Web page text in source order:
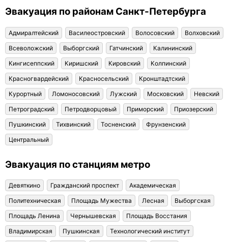
Эвакуация по районам Санкт-Петербурга
Адмиралтейский Василеостровский Волосовский
Волховский
Всеволожский
Выборгский Гатчинский
Калининский
Кингисеппский
Киришский Кировский
Колпинский
Красногвардейский
Красносельский
Кронштадтский
Курортный
Ломоносовский Лужский Московский
Невский
Петроградский
Петродворцовый Приморский
Приозерский
Пушкинский
Тихвинский Тосненский
Фрунзенский
Центральный
Эвакуация по станциям метро
Девяткино Гражданский проспект
Академическая
Политехническая
Площадь Мужества Лесная
Выборгская
Площадь Ленина
Чернышевская
Площадь Восстания
Владимирская
Пушкинская
Технологический институт